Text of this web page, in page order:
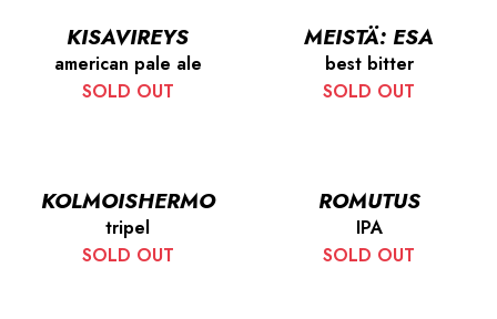
KISAVIREYS
american pale ale
SOLD OUT
MEISTÄ: ESA
best bitter
SOLD OUT
KOLMOISHERMO
tripel
SOLD OUT
ROMUTUS
IPA
SOLD OUT